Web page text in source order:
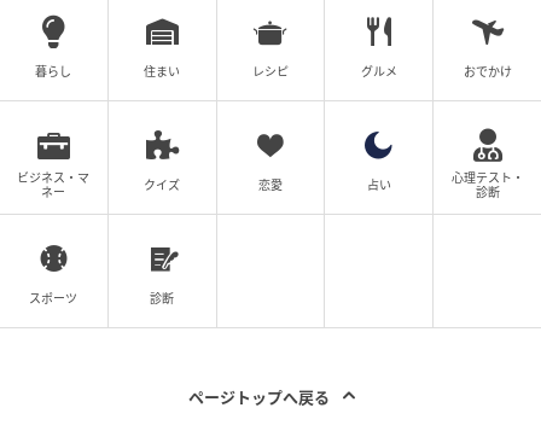
暮らし 住まい レシピ グルメ おでかけ
ビジネス・マ
ネー
クイズ 恋愛 占い
心理テスト・
診断
スポーツ 診断
ページトップへ戻る